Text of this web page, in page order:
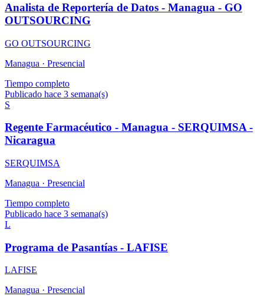
Analista de Reportería de Datos - Managua - GO
OUTSOURCING
GO OUTSOURCING
Managua · Presencial
Tiempo completo
Publicado hace 3 semana(s)
S
Regente Farmacéutico - Managua - SERQUIMSA -
Nicaragua
SERQUIMSA
Managua · Presencial
Tiempo completo
Publicado hace 3 semana(s)
L
Programa de Pasantías - LAFISE
LAFISE
Managua · Presencial